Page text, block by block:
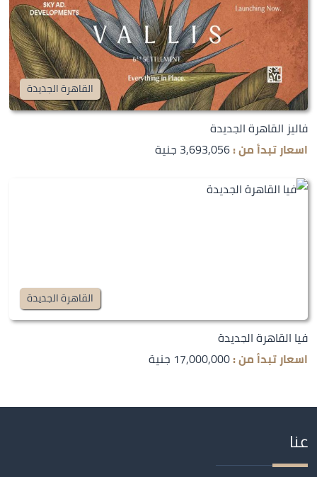
القاهرة الجديدة
فاليز القاهرة الجديدة
اسعار تبدأ من :3,693,056 جنية
القاهرة الجديدة
فيا القاهرة الجديدة
اسعار تبدأ من :17,000,000 جنية
عنا